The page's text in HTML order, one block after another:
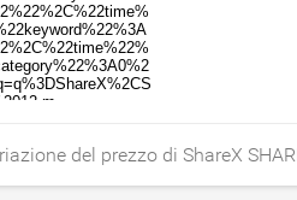
del prezzo di ShareX